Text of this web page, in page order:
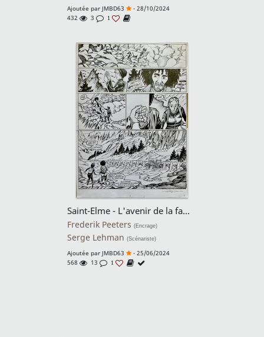
Ajoutée par JMBD63
- 28/10/2024
432
3 1
Saint-Elme - L'avenir de la famille, Tome 2, Planche 49
Frederik Peeters (Encrage)
Serge Lehman (Scénariste)
Ajoutée par JMBD63
- 25/06/2024
568
13 1